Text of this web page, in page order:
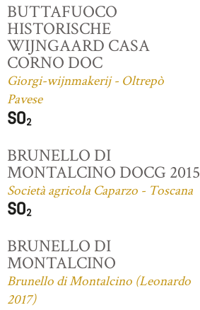
BUTTAFUOCO
HISTORISCHE
WIJNGAARD CASA
CORNO DOC
Giorgi-wijnmakerij - Oltrepò
Pavese
BRUNELLO DI
MONTALCINO DOCG 2015
Società agricola Caparzo - Toscana
BRUNELLO DI
MONTALCINO
Brunello di Montalcino (Leonardo
2017)